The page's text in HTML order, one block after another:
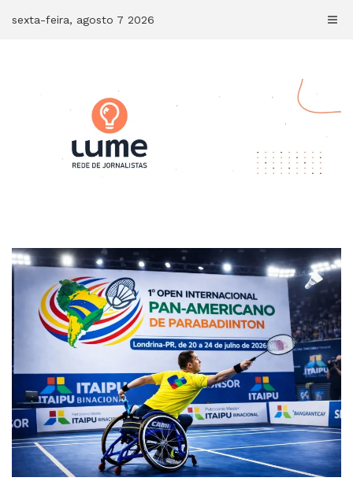
sexta-feira, agosto 7 2026